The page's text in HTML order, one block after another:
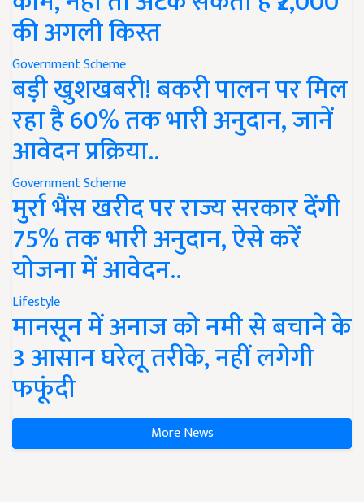
की अगली किस्त
Government Scheme
बड़ी खुशखबरी! बकरी पालन पर मिल
रहा है 60% तक भारी अनुदान, जानें
आवेदन प्रक्रिया..
Government Scheme
मुर्रा भैंस खरीद पर राज्य सरकार देंगी
75% तक भारी अनुदान, ऐसे करें
योजना में आवेदन..
Lifestyle
मानसून में अनाज को नमी से बचाने के
3 आसान घरेलू तरीके, नहीं लगेगी
फफूंदी
More News